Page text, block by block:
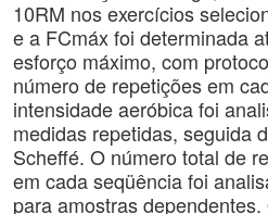
10RM nos exercícios
e a FCmáx foi determinada
esforço máximo, com
número de repetições em
intensidade aeróbica foi
medidas repetidas, seguida
Scheffé. O número total de
em cada seqüência foi
para amostras